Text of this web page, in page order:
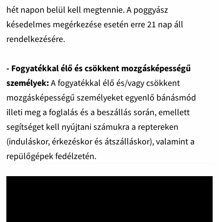
hét napon belül kell megtennie. A poggyász
késedelmes megérkezése esetén erre 21 nap áll
rendelkezésére.
- Fogyatékkal élő és csökkent mozgásképességű
személyek:A fogyatékkal élő és/vagy csökkent
mozgásképességű személyeket egyenlő bánásmód
illeti meg a foglalás és a beszállás során, emellett
segítséget kell nyújtani számukra a reptereken
(induláskor, érkezéskor és átszálláskor), valamint a
repülőgépek fedélzetén.